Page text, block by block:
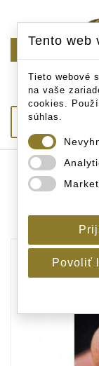
Úvodná
Tento web
Tieto webové
na vaše
cookies.
súhlas.
Povoliť